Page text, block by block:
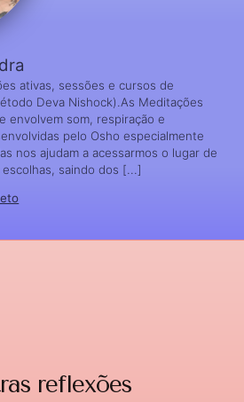
ativas, sessões e cursos de
Deva Nishock).As Meditações
envolvem som, respiração e
pelo Osho especialmente
nos ajudam a acessarmos o lugar de
saindo dos [...]
reflexões